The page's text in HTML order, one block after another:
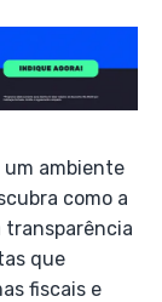
um ambiente
como a
que
fiscais e